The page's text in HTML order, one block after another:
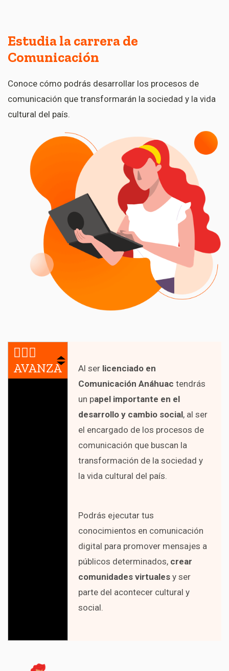
Estudia la carrera de
Comunicación
Conoce cómo podrás desarrollar los procesos de
comunicación que transformarán la sociedad y la vida
cultural del país.
🏃🏻‍♂️
AVANZA
Al ser licenciado en
Comunicación Anáhuac tendrás
un papel importante en el
desarrollo y cambio social, al ser
el encargado de los procesos de
comunicación que buscan la
transformación de la sociedad y
la vida cultural del país.
Podrás ejecutar tus
conocimientos en comunicación
digital para promover mensajes a
públicos determinados, crear
comunidades virtualesy ser
parte del acontecer cultural y
social.